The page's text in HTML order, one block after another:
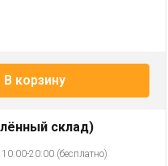
В корзину
склад)
20:00 (бесплатно)